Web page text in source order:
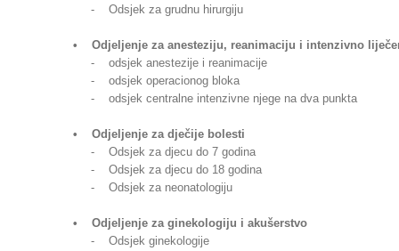
- Odsjek za grudnu hirurgiju
• Odjeljenje za anesteziju, reanimaciju i intenzivno
- odsjek anestezije i reanimacije
- odsjek operacionog bloka
- odsjek centralne intenzivne njege na dva punkta
• Odjeljenje za dječije bolesti
- Odsjek za djecu do 7 godina
- Odsjek za djecu do 18 godina
- Odsjek za neonatologiju
• Odjeljenje za ginekologiju i akušerstvo
- Odsjek ginekologije